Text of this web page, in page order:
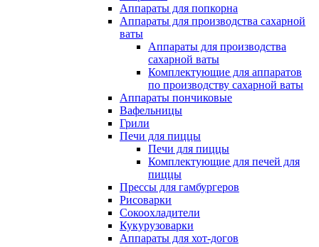
Аппараты для попкорна
Аппараты для производства сахарной
ваты
Аппараты для производства
сахарной ваты
Комплектующие для аппаратов
по производству сахарной ваты
Аппараты пончиковые
Вафельницы
Грили
Печи для пиццы
Печи для пиццы
Комплектующие для печей для
пиццы
Прессы для гамбургеров
Рисоварки
Сокоохладители
Кукурузоварки
Аппараты для хот-догов